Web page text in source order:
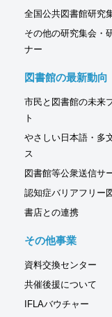
全国公共図書館研究
その他の研究集会・
ナー
図書館の最新動向
市民と図書館の未来
ト
やさしい日本語・多
ス
図書館等公衆送信サ
認知症バリアフリー
書店との連携
その他事業
資料交換センター
共催後援について
IFLAバウチャー